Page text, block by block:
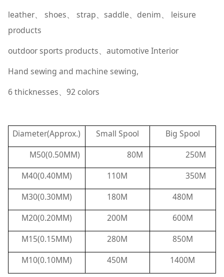
leather、 shoes strap saddle denim
leisure
products
outdoor sports products
automotive Interior
Hand sewing and machine sewing,
6 thicknesses
92 colors
Diameter(Approx.) Small Spool
Big Spool
M50(0.50MM)
80M
250M
M40(0.40MM)
110M
350M
M30(0.30MM)
180M
480M
M20(0.20MM)
200M
600M
M15(0.15MM)
280M
850M
M10(0.10MM)
450M 1400M